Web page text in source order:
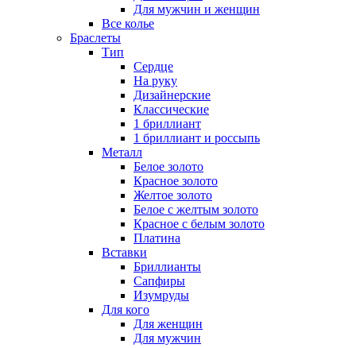
Для мужчин и женщин
Все колье
Браслеты
Тип
Сердце
На руку
Дизайнерские
Классические
1 бриллиант
1 бриллиант и россыпь
Металл
Белое золото
Красное золото
Желтое золото
Белое с желтым золото
Красное с белым золото
Платина
Вставки
Бриллианты
Сапфиры
Изумруды
Для кого
Для женщин
Для мужчин